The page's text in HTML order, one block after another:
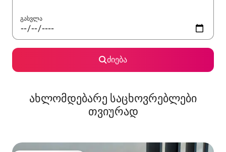
გასვლა
ძიება
ახლომდებარე საცხოვრებლები
თვიურად